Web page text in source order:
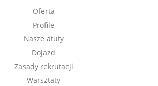
Oferta
Profile
Nasze atuty
Dojazd
Zasady rekrutacji
Warsztaty